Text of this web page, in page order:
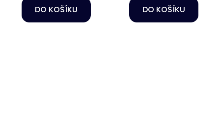
DO KOŠÍKU DO KOŠÍKU